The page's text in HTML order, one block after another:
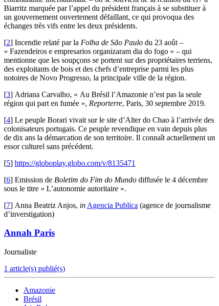
Biarritz marquée par l’appel du président français à se substituer à
un gouvernement ouvertement défaillant, ce qui provoqua des
échanges très vifs entre les deux présidents.
[2] Incendie relaté par la Folha de São Paulo du 23 août –
« Fazendeiros e empresarios organizaram dia do fogo » – qui
mentionne que les soupçons se portent sur des propriétaires terriens,
des exploitants de bois et des chefs d’entreprise parmi les plus
notoires de Novo Progresso, la principale ville de la région.
[3] Adriana Carvalho, « Au Brésil l’Amazonie n’est pas la seule
région qui part en fumée », Reporterre, Paris, 30 septembre 2019.
[4] Le peuple Borari vivait sur le site d’Alter do Chao à l’arrivée des
colonisateurs portugais. Ce peuple revendique en vain depuis plus
de dix ans la démarcation de son territoire. Il connaît actuellement un
essor culturel sans précédent.
[5] https://globoplay.globo.com/v/8135471
[6] Emission de Boletim do Fim do Mundo diffusée le 4 décembre
sous le titre « L’autonomie autoritaire ».
[7] Anna Beatriz Anjos, in Agencia Publica (agence de journalisme
d’inverstigation)
Annah Paris
Journaliste
1 article(s) publié(s)
Amazonie
Brésil